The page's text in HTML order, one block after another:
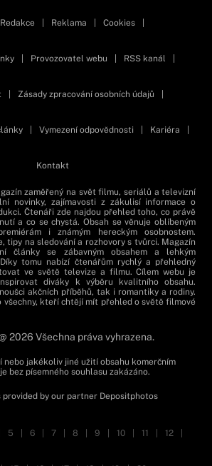
Redakce Reklama Cookies
Provozovatel webu RSS kanál
Zásady zpracování osobních údajů
Vymezení odpovědnosti Kariéra
Kontakt
zaměřený na svět filmu, seriálů a televizní
novinky, zajímavosti z zákulisí informace o
Čtenáři zde najdou přehled toho, co právě
a co se chystá. Obsah se věnuje oblíbeným
i známým hereckým osobnostem.
tipy na sledování a rozhovory s tvůrci. Magazín
články se zábavným obsahem a lehkým
tomu nabízí čtenářům rychlý a přehledný
ve světě televize a filmu. Cílem webu je
diváky k výběru kvalitního obsahu.
akčních příběhů, tak i romantiky a rodiny.
všechny, kteří chtějí mít přehled o světě filmové
2026 Všechna práva vyhrazena.
nebo jakékoliv jiné užití obsahu komerčním
bez písemného souhlasu zakázáno.
provided by our partner Depositphotos
5 6 7 8 9 10 11 12